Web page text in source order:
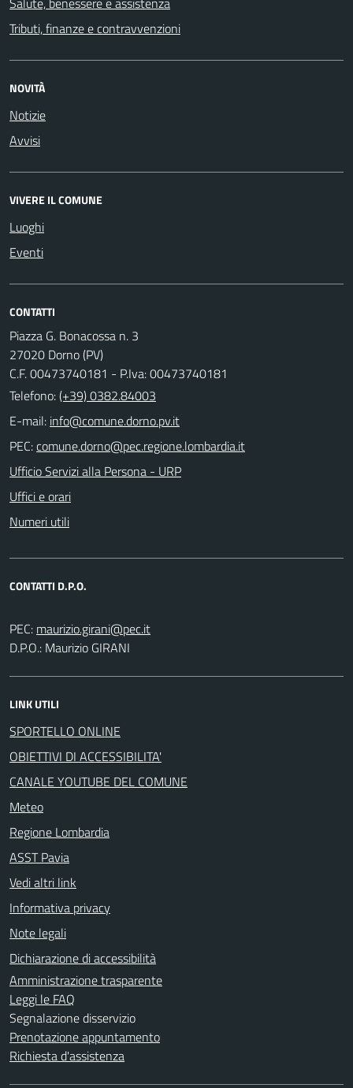
Tributi, finanze e contravvenzioni
NOVITÀ
Notizie
Avvisi
VIVERE IL COMUNE
Luoghi
Eventi
CONTATTI
Piazza G. Bonacossa n. 3
27020 Dorno (PV)
C.F. 00473740181 - P.Iva: 00473740181
Telefono:(+39) 0382.84003
E-mail:
PEC:
Ufficio Servizi alla Persona - URP
Uffici e orari
Numeri utili
CONTATTI D.P.O.
PEC:
D.P.O.: Maurizio GIRANI
LINK UTILI
SPORTELLO ONLINE
OBIETTIVI DI ACCESSIBILITA'
CANALE YOUTUBE DEL COMUNE
Meteo
Regione Lombardia
ASST Pavia
Vedi altri link
Informativa privacy
Note legali
Dichiarazione di accessibilità
Amministrazione trasparente
Leggi le FAQ
Segnalazione disservizio
Prenotazione appuntamento
Richiesta d'assistenza